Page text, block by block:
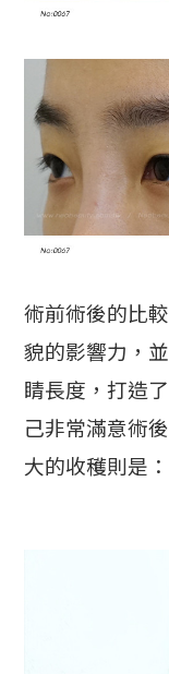
術前術後的比
貌的影響力，
睛長度，打造
己非常滿意術
大的收穫則是